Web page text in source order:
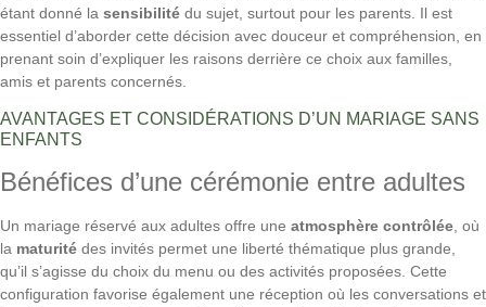
étant donné la sensibilité du sujet, surtout pour les parents. Il est
essentiel d’aborder cette décision avec douceur et compréhension, en
prenant soin d’expliquer les raisons derrière ce choix aux familles,
amis et parents concernés.
AVANTAGES ET CONSIDÉRATIONS D’UN MARIAGE SANS
ENFANTS
Bénéfices d’une cérémonie entre adultes
Un mariage réservé aux adultes offre une atmosphère contrôlée , où
la maturité des invités permet une liberté thématique plus grande,
qu’il s’agisse du choix du menu ou des activités proposées. Cette
configuration favorise également une réception où les conversations et